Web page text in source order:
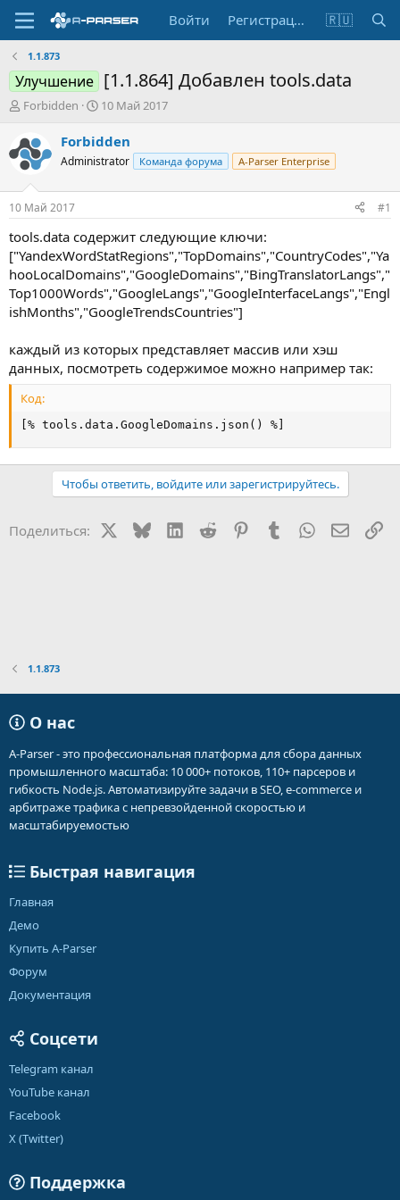
Войти Регистрация 🇷🇺
1.1.873
Улучшение [1.1.864] Добавлен tools.data
А
т
о
р
т
е
м
ы
Forbidden
Д
т
н
а
л
а
10 Май 2017
Forbidden
Administrator Команда форума A-Parser Enterprise
10 Май 2017 #1
tools.data содержит следующие ключи:
["YandexWordStatRegions","TopDomains","CountryCodes","Ya
hooLocalDomains","GoogleDomains","BingTranslatorLangs","
Top1000Words","GoogleLangs","GoogleInterfaceLangs","Engl
ishMonths","GoogleTrendsCountries"]
каждый из которых представляет массив или хэш
данных, посмотреть содержимое можно например так:
Код:
[% tools.data.GoogleDomains.json() %]
Чтобы ответить, войдите или зарегистрируйтесь.
Поделиться: BlueskyLinkedIn
Reddit PinterestTumblr WhatsApp
1.1.873
О нас
A-Parser - это профессиональная платформа для сбора данных
промышленного масштаба: 10 000+ потоков, 110+ парсеров и
гибкость Node.js. Автоматизируйте задачи в SEO, e-commerce и
арбитраже трафика с непревзойденной скоростью и
масштабируемостью
Быстрая навигация
Главная
Демо
Купить A-Parser
Форум
Документация
Соцсети
Telegram канал
YouTube канал
Facebook
X (Twitter)
Поддержка